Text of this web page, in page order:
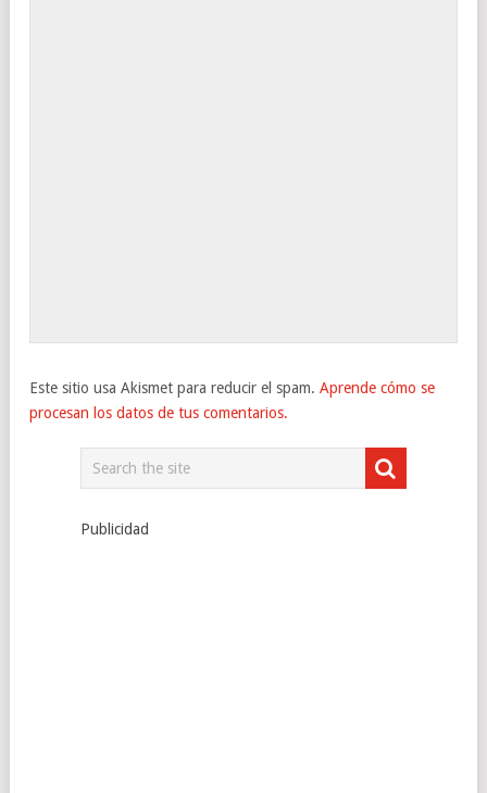
Este sitio usa Akismet para reducir el spam. Aprende cómo se
procesan los datos de tus comentarios.
Publicidad